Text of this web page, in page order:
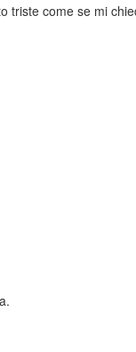
triste come se mi